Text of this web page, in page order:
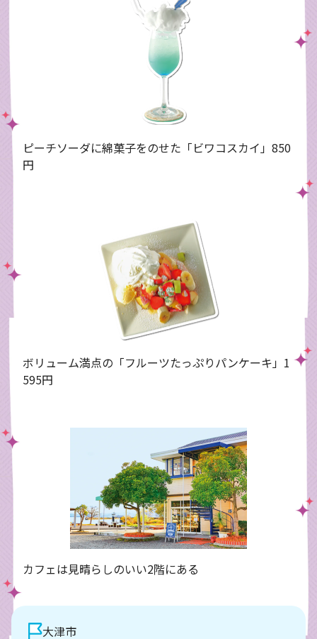
ピーチソーダに綿菓子をのせた「ビワコスカイ」850
円
ボリューム満点の「フルーツたっぷりパンケーキ」1
595円
カフェは見晴らしのいい2階にある
大津市